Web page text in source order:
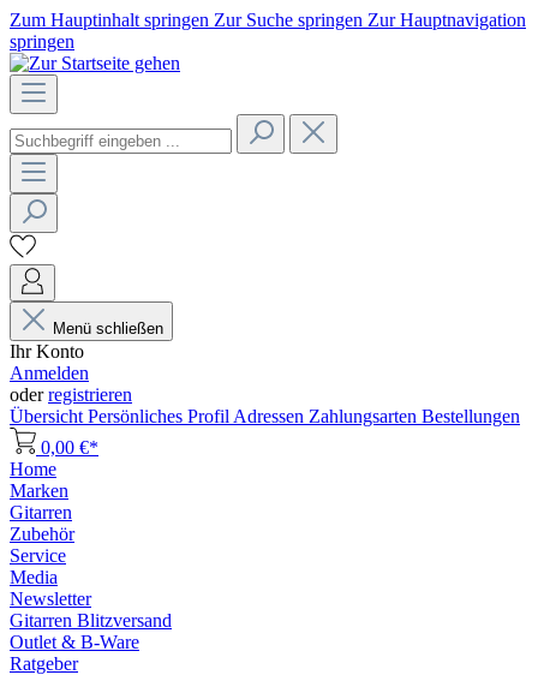
Zum Hauptinhalt springen Zur Suche springen Zur Hauptnavigation
springen
Menü schließen
Ihr Konto
Anmelden
oderregistrieren
Übersicht Persönliches Profil Adressen Zahlungsarten Bestellungen
0,00 €*
Home
Marken
Gitarren
Zubehör
Service
Media
Newsletter
Gitarren Blitzversand
Outlet & B-Ware
Ratgeber